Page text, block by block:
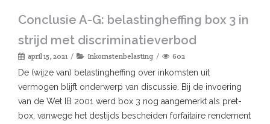
Conclusie A-G: belastingheffing box 3 in
strijd met discriminatieverbod
april 15, 2021 Inkomstenbelasting 602
De (wijze van) belastingheffing over inkomsten uit
vermogen blijft onderwerp van discussie. Bij de invoering
van de Wet IB 2001 werd box 3 nog aangemerkt als pret-
box, vanwege het destijds bescheiden forfaitaire rendement